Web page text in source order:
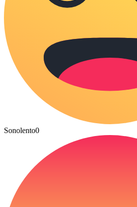
Sonolento0